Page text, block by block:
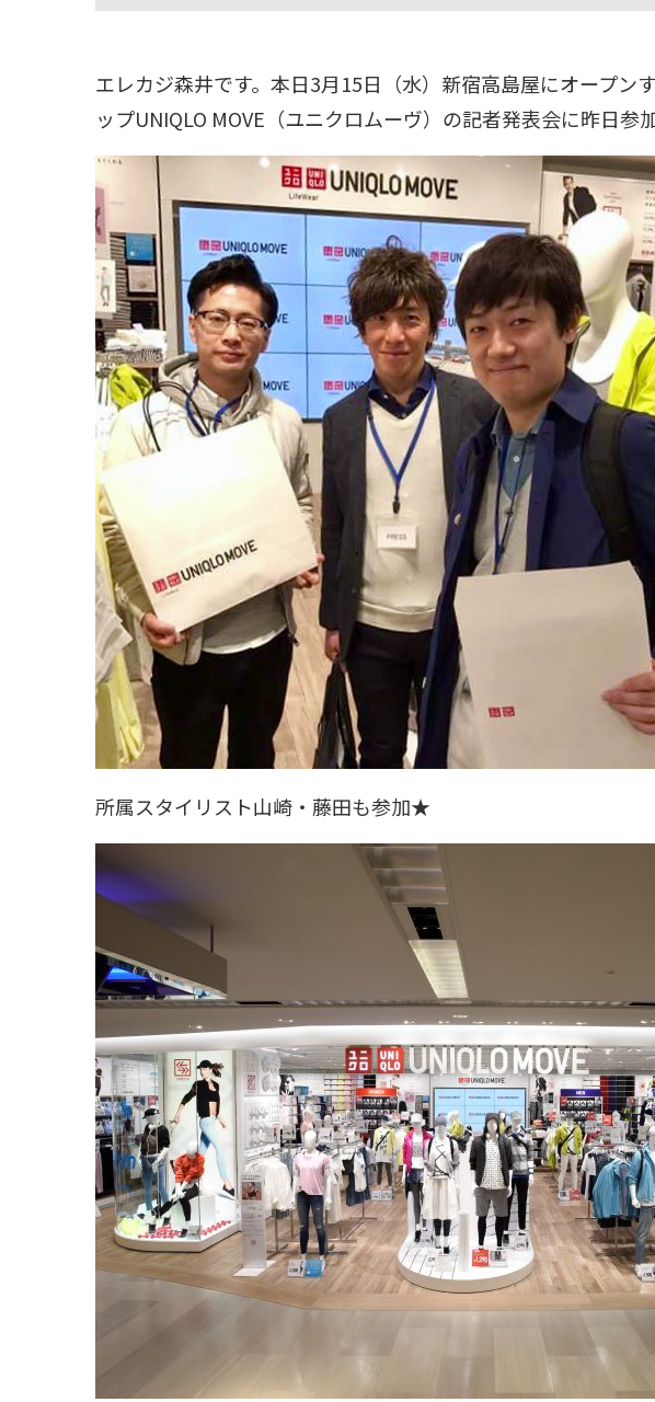
エレカジ森井です。本日3月15日（水）新宿高島屋にオープン
ップUNIQLO MOVE（ユニクロムーヴ）の記者発表会に昨日参
所属スタイリスト山崎・藤田も参加★